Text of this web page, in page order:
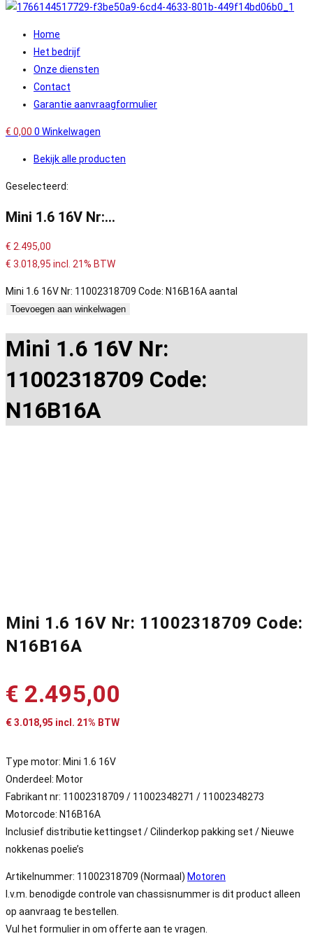
Home
Het bedrijf
Onze diensten
Contact
Garantie aanvraagformulier
€ 0,00 0 Winkelwagen
Bekijk alle producten
Geselecteerd:
Mini 1.6 16V Nr:…
€ 2.495,00
€ 3.018,95 incl. 21% BTW
Mini 1.6 16V Nr: 11002318709 Code: N16B16A aantal
Toevoegen aan winkelwagen
Mini 1.6 16V Nr:
11002318709 Code:
N16B16A
Mini 1.6 16V Nr: 11002318709 Code:
N16B16A
€ 2.495,00
€3.018,95 incl. 21% BTW
Type motor: Mini 1.6 16V
Onderdeel: Motor
Fabrikant nr: 11002318709 / 11002348271 / 11002348273
Motorcode: N16B16A
Inclusief distributie kettingset / Cilinderkop pakking set / Nieuwe
nokkenas poelie’s
Artikelnummer: 11002318709 (Normaal) Motoren
I.v.m. benodigde controle van chassisnummer is dit product alleen
op aanvraag te bestellen.
Vul het formulier in om offerte aan te vragen.